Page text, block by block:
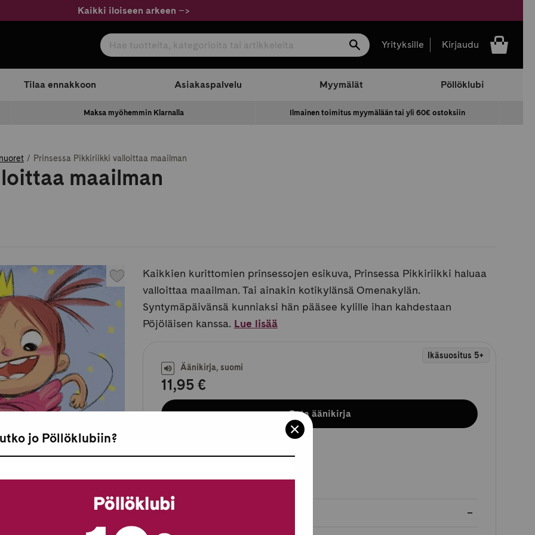
Kaikki iloiseen arkeen –>
Hae tuotteita, kategorioita tai artikkeleita
Hae Yrityksille Kirjaudu
Tilaa ennakkoon Asiakaspalvelu Myymälät Pöllöklubi
Maksa myöhemmin Klarnalla Ilmainen toimitus myymälään tai yli 60€ ostoksiin
Prinsessa Pikkiriikki valloittaa maailman
maailman
Kaikkien kurittomien prinsessojen esikuva, Prinsessa Pikkiriikki haluaa
valloittaa maailman. Tai ainakin kotikylänsä Omenakylän.
Syntymäpäivänsä kunniaksi hän pääsee kylille ihan kahdestaan
Pöjöläisen kanssa. Lue lisää
Ikäsuositus 5+
Äänikirja, suomi
11,95 €
Osta äänikirja
Saatavilla myös
jo Pöllöklubiin?